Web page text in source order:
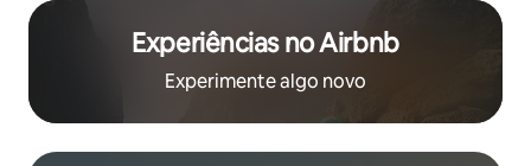
Experiências no Airbnb
Experimente algo novo